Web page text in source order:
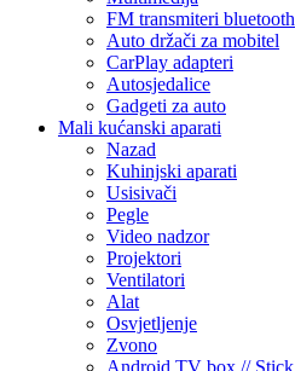
FM transmiteri bluetooth
Auto držači za mobitel
CarPlay adapteri
Autosjedalice
Gadgeti za auto
Mali kućanski aparati
Nazad
Kuhinjski aparati
Usisivači
Pegle
Video nadzor
Projektori
Ventilatori
Alat
Osvjetljenje
Zvono
Android TV box // Stick